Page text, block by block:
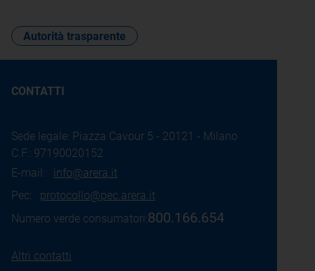
Autorità trasparente
CONTATTI
Sede legale: Piazza Cavour 5 - 20121 - Milano
C.F.: 97190020152
E-mail: info@arera.it
Pec: protocollo@pec.arera.it
Numero verde consumatori:800.166.654
Altri contatti